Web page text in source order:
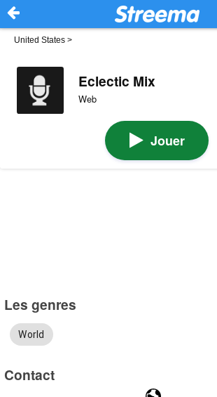
United States >
Eclectic Mix
Web
Jouer
Les genres
World
Contact